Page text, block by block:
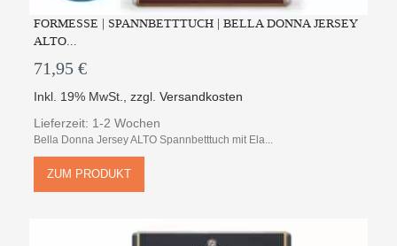
FORMESSE | SPANNBETTTUCH | BELLA DONNA JERSEY
ALTO...
71,95 €
Inkl. 19% MwSt. ,zzgl.Versandkosten
Lieferzeit: 1-2 Wochen
Bella Donna Jersey ALTO Spannbetttuch mit Ela...
ZUM PRODUKT